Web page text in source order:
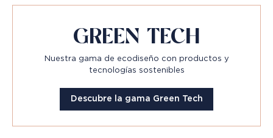
GREEN TECH
Nuestra gama de ecodiseño con productos y
tecnologías sostenibles
Descubre la gama Green Tech